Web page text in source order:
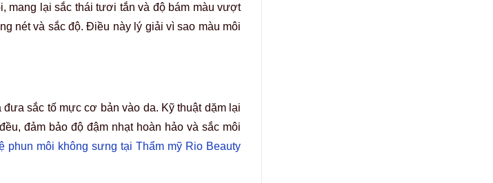
mang lại sắc thái tươi tắn và độ bám màu vượt
nét và sắc độ. Điều này lý giải vì sao màu môi
sắc tố mực cơ bản vào da. Kỹ thuật dặm lại
đảm bảo độ đậm nhạt hoàn hảo và sắc môi
phun môi không sưng tại Thẩm mỹ Rio Beauty